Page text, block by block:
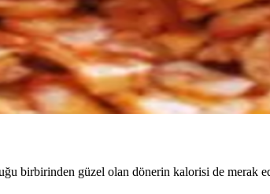
birbirinden güzel olan dönerin kalorisi de